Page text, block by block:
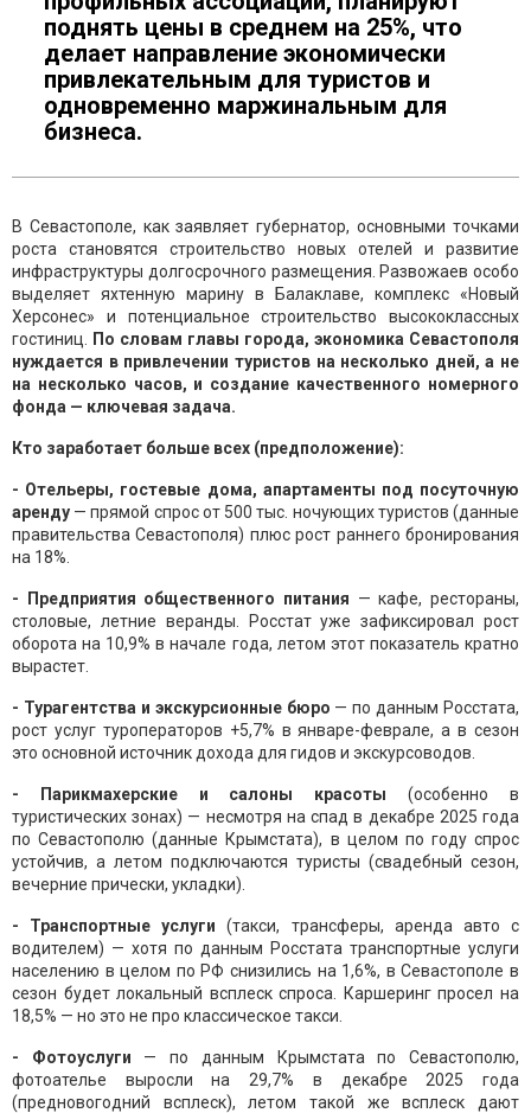
поднять цены в среднем на 25%, что
делает направление экономически
привлекательным для туристов и
одновременно маржинальным для
бизнеса.
В Севастополе, как заявляет губернатор, основными точками
роста становятся строительство новых отелей и развитие
инфраструктуры долгосрочного размещения. Развожаев особо
выделяет яхтенную марину в Балаклаве, комплекс «Новый
Херсонес» и потенциальное строительство высококлассных
гостиниц. По словам главы города, экономика Севастополя
нуждается в привлечении туристов на несколько дней, а не
на несколько часов, и создание качественного номерного
фонда — ключевая задача.
Кто заработает больше всех (предположение):
- Отельеры, гостевые дома, апартаменты под посуточную
аренду — прямой спрос от 500 тыс. ночующих туристов (данные
правительства Севастополя) плюс рост раннего бронирования
на 18%.
- Предприятия общественного питания — кафе, рестораны,
столовые, летние веранды. Росстат уже зафиксировал рост
оборота на 10,9% в начале года, летом этот показатель кратно
вырастет.
- Турагентства и экскурсионные бюро — по данным Росстата,
рост услуг туроператоров +5,7% в январе-феврале, а в сезон
это основной источник дохода для гидов и экскурсоводов.
- Парикмахерские и салоны красоты (особенно в
туристических зонах) — несмотря на спад в декабре 2025 года
по Севастополю (данные Крымстата), в целом по году спрос
устойчив, а летом подключаются туристы (свадебный сезон,
вечерние прически, укладки).
- Транспортные услуги (такси, трансферы, аренда авто с
водителем) — хотя по данным Росстата транспортные услуги
населению в целом по РФ снизились на 1,6%, в Севастополе в
сезон будет локальный всплеск спроса. Каршеринг просел на
18,5% — но это не про классическое такси.
- Фотоуслуги — по данным Крымстата по Севастополю,
фотоателье выросли на 29,7% в декабре 2025 года
(предновогодний всплеск), летом такой же всплеск дают